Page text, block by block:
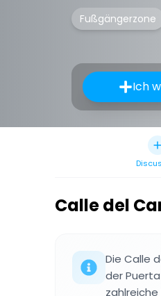
Fußgängerzone
Ich
Calle del
Die Calle
der